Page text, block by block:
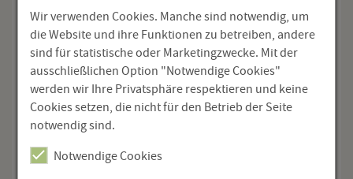
herbeigesehnten Feuerprobe gegen die
nachrückenden Franzosen zunächst bewährt, wird,
als er mit seiner Eskadron umkehren muss, um die
Brücke befehlsgemäß in Brand zu setzen, von
plötzlicher Todesangst gepackt und erlebt eine
Schlüsselszene des Romans: „Wie schön erschien
ihm der Himmel, wie blau, wie ruhig und tief! […] Wie
freundlich glänzte und blinkte das Wasser in der
fernen Donau! […] Nur ein Augenblick, - und nie
Wir verwenden Cookies. Manche sind notwendig, um
die Website und ihre Funktionen zu betreiben, andere
sind für statistische oder Marketingzwecke. Mit der
ausschließlichen Option "Notwendige Cookies"
werden wir Ihre Privatsphäre respektieren und keine
Cookies setzen, die nicht für den Betrieb der Seite
notwendig sind.
Notwendige Cookies